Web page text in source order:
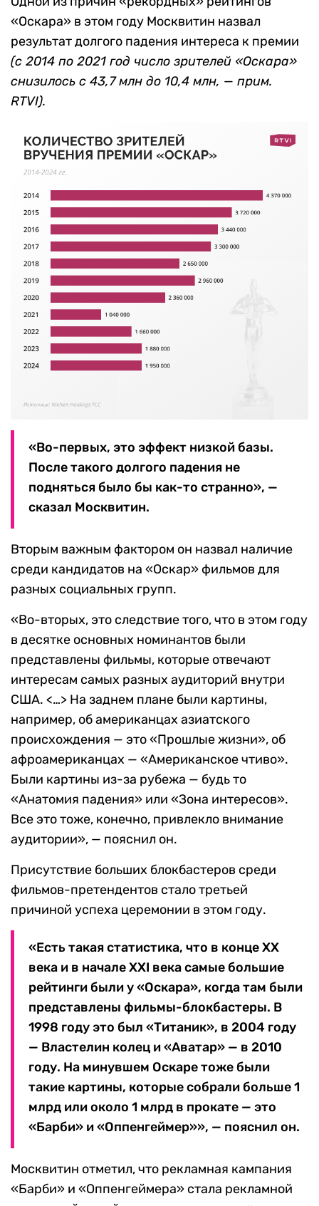
«Оскара» в этом году Москвитин назвал
результат долгого падения интереса к премии
(с 2014 по 2021 год число зрителей «Оскара»
снизилось с 43,7 млн до 10,4 млн, — прим.
RTVI).
«Во-первых, это эффект низкой базы.
После такого долгого падения не
подняться было бы как-то странно», —
сказал Москвитин.
Вторым важным фактором он назвал наличие
среди кандидатов на «Оскар» фильмов для
разных социальных групп.
«Во-вторых, это следствие того, что в этом году
в десятке основных номинантов были
представлены фильмы, которые отвечают
интересам самых разных аудиторий внутри
США. <…> На заднем плане были картины,
например, об американцах азиатского
происхождения — это «Прошлые жизни», об
афроамериканцах — «Американское чтиво».
Были картины из-за рубежа — будь то
«Анатомия падения» или «Зона интересов».
Все это тоже, конечно, привлекло внимание
аудитории», — пояснил он.
Присутствие больших блокбастеров среди
фильмов-претендентов стало третьей
причиной успеха церемонии в этом году.
«Есть такая статистика, что в конце ХХ
века и в начале XXI века самые большие
рейтинги были у «Оскара», когда там были
представлены фильмы-блокбастеры. В
1998 году это был «Титаник», в 2004 году
— Властелин колец и «Аватар» — в 2010
году. На минувшем Оскаре тоже были
такие картины, которые собрали больше 1
млрд или около 1 млрд в прокате — это
«Барби» и «Оппенгеймер»», — пояснил он.
Москвитин отметил, что рекламная кампания
«Барби» и «Оппенгеймера» стала рекламной